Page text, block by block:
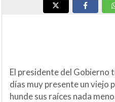
El presidente del Gobierno
días muy presente un viejo
hunde sus raíces nada